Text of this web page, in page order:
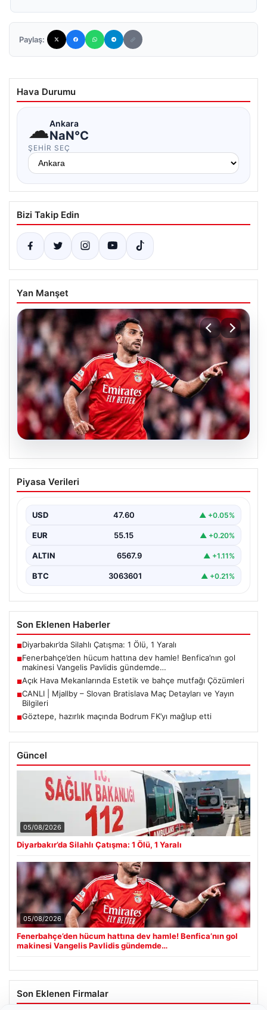
Paylaş:
Hava Durumu
☁Ankara
NaN°C
ŞEHIR SEÇ
Bizi Takip Edin
Yan Manşet
05.08.2026
Fenerbahçe’den hücum hattına dev
hamle! Benfica’nın gol makinesi
Piyasa Verileri
USD 47.60 ▲ +0.05%
EUR 55.15 ▲ +0.20%
ALTIN 6567.9 ▲ +1.11%
BTC 3063601 ▲ +0.21%
Son Eklenen Haberler
■Diyarbakır’da Silahlı Çatışma: 1 Ölü, 1 Yaralı
■Fenerbahçe’den hücum hattına dev hamle! Benfica’nın gol
makinesi Vangelis Pavlidis gündemde…
■Açık Hava Mekanlarında Estetik ve bahçe mutfağı Çözümleri
■CANLI | Mjallby – Slovan Bratislava Maç Detayları ve Yayın
Bilgileri
■Göztepe, hazırlık maçında Bodrum FK’yı mağlup etti
Güncel
05/08/2026
Diyarbakır’da Silahlı Çatışma: 1 Ölü, 1 Yaralı
05/08/2026
Fenerbahçe’den hücum hattına dev hamle! Benfica’nın gol
makinesi Vangelis Pavlidis gündemde…
Son Eklenen Firmalar